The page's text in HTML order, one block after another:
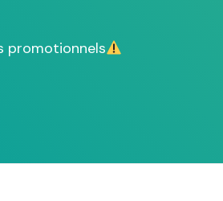
promotionnels